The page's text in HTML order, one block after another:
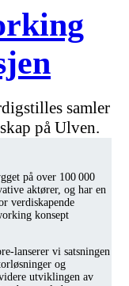
samler
på Ulven.
på over 100 000
aktører, og har en
verdiskapende
konsept
lanserer vi satsningen
og
utviklingen av